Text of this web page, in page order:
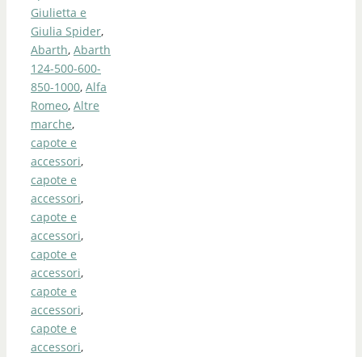
Giulietta e
Giulia Spider,
Abarth, Abarth
124-500-600-
850-1000, Alfa
Romeo, Altre
marche,
capote e
accessori,
capote e
accessori,
capote e
accessori,
capote e
accessori,
capote e
accessori,
capote e
accessori,